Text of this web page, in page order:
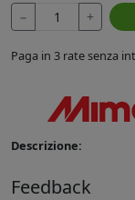
− +
Paga in 3 rate senza
Descrizione:
Feedback